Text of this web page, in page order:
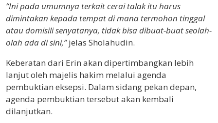
“Ini pada umumnya terkait cerai talak itu harus
dimintakan kepada tempat di mana termohon tinggal
atau domisili senyatanya, tidak bisa dibuat-buat seolah-
olah ada di sini,”jelas Sholahudin.
Keberatan dari Erin akan dipertimbangkan lebih
lanjut oleh majelis hakim melalui agenda
pembuktian eksepsi. Dalam sidang pekan depan,
agenda pembuktian tersebut akan kembali
dilanjutkan.